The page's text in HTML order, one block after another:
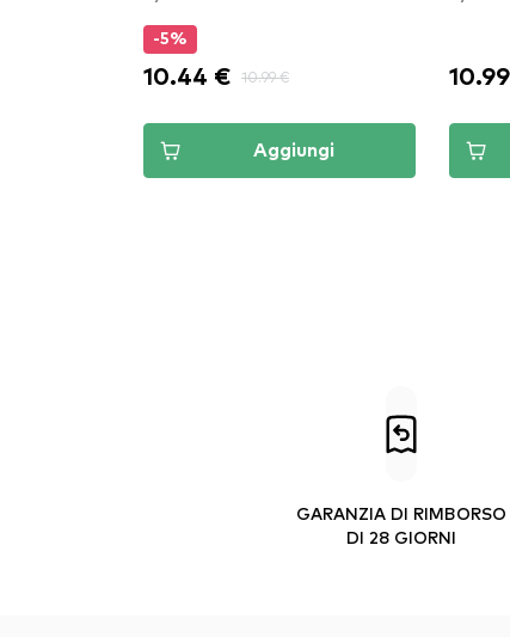
-5%
10.44 € 10.99 €
Aggiungi
GARANZIA DI RIMBORSO
DI 28 GIORNI